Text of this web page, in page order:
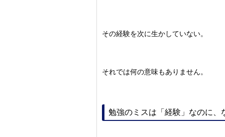
その経験を次に生かしていない。
それでは何の意味もありません。
勉強のミスは「経験」なのに、